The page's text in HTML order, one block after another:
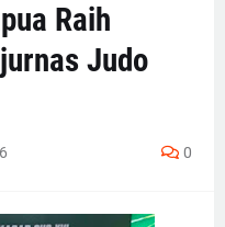
Raih
Judo
0